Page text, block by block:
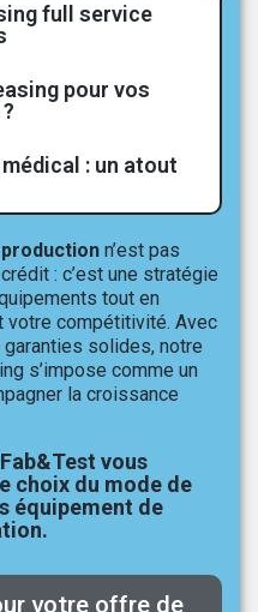
full service
pour vos
: un atout
n’est pas
: c’est une stratégie
tout en
votre compétitivité. Avec
solides, notre
s’impose comme un
la croissance
vous
choix du mode de
équipement de
votre offre de